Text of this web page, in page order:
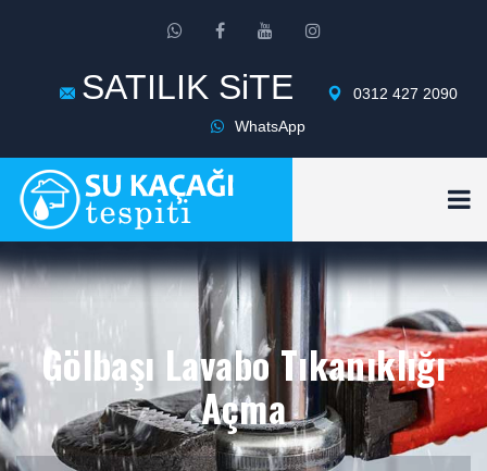
SATILIK SiTE
0312 427 2090
WhatsApp
Gölbaşı Lavabo Tıkanıklığı
Açma